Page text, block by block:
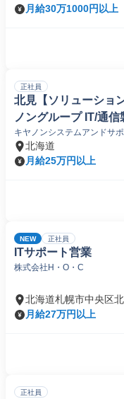
月給30万1000円以上
正社員
北見【ソリューショ
ノングループ IT/通
キヤノンシステムアンドサ
北海道
月給25万円以上
NEW 正社員
ITサポート営業
株式会社H・O・C
北海道札幌市中央区
月給27万円以上
正社員